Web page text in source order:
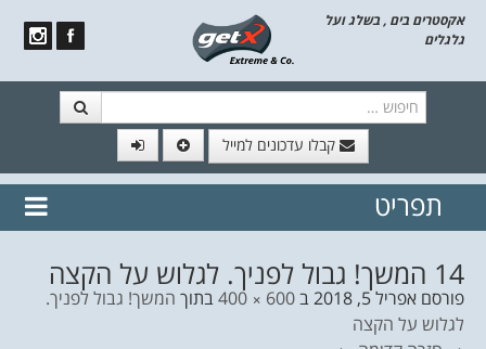
אקסטרים בים , בשלג ועל
גלגלים
קבלו עדכונים למייל
// הצטרף לרשימת תפוצה!
נשמח
תפריט
14 המשך! גבול לפניך. לגלוש על הקצה
פורסם אפריל 5, 2018 ב600 × 400 בתוך המשך! גבול לפניך.
לגלוש על הקצה